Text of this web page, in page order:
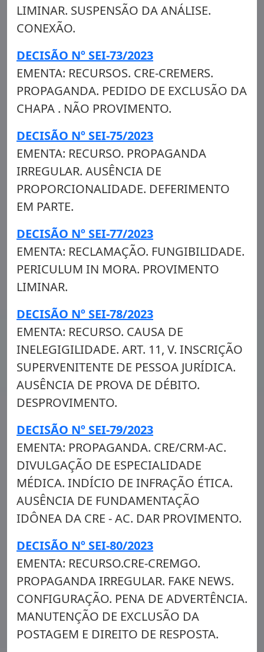
LIMINAR. SUSPENSÃO DA ANÁLISE.
CONEXÃO.
DECISÃO Nº SEI-73/2023
EMENTA: RECURSOS. CRE-CREMERS.
PROPAGANDA. PEDIDO DE EXCLUSÃO DA
CHAPA . NÃO PROVIMENTO.
DECISÃO Nº SEI-75/2023
EMENTA: RECURSO. PROPAGANDA
IRREGULAR. AUSÊNCIA DE
PROPORCIONALIDADE. DEFERIMENTO
EM PARTE.
DECISÃO Nº SEI-77/2023
EMENTA: RECLAMAÇÃO. FUNGIBILIDADE.
PERICULUM IN MORA. PROVIMENTO
LIMINAR.
DECISÃO Nº SEI-78/2023
EMENTA: RECURSO. CAUSA DE
INELEGIGILIDADE. ART. 11, V. INSCRIÇÃO
SUPERVENITENTE DE PESSOA JURÍDICA.
AUSÊNCIA DE PROVA DE DÉBITO.
DESPROVIMENTO.
DECISÃO Nº SEI-79/2023
EMENTA: PROPAGANDA. CRE/CRM-AC.
DIVULGAÇÃO DE ESPECIALIDADE
MÉDICA. INDÍCIO DE INFRAÇÃO ÉTICA.
AUSÊNCIA DE FUNDAMENTAÇÃO
IDÔNEA DA CRE - AC. DAR PROVIMENTO.
DECISÃO Nº SEI-80/2023
EMENTA: RECURSO.CRE-CREMGO.
PROPAGANDA IRREGULAR. FAKE NEWS.
CONFIGURAÇÃO. PENA DE ADVERTÊNCIA.
MANUTENÇÃO DE EXCLUSÃO DA
POSTAGEM E DIREITO DE RESPOSTA.